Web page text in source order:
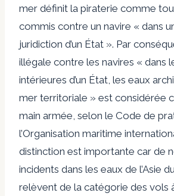
mer définit la piraterie comme
commis contre un navire « dans
juridiction d’un État ». Par
illégale contre les navires « dans
intérieures d’un État, les eaux
mer territoriale » est considérée
main armée, selon le Code de
l’Organisation maritime
distinction est importante car de
incidents dans les eaux de l’Asie
relèvent de la catégorie des vols